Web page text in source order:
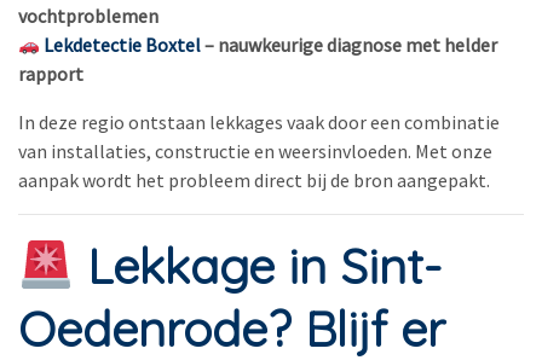
vochtproblemen
Lekdetectie Boxtel– nauwkeurige diagnose met helder
rapport
In deze regio ontstaan lekkages vaak door een combinatie
van installaties, constructie en weersinvloeden. Met onze
aanpak wordt het probleem direct bij de bron aangepakt.
Lekkage in Sint-
Oedenrode? Blijf er